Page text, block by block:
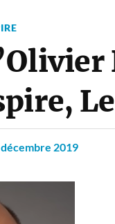
2019